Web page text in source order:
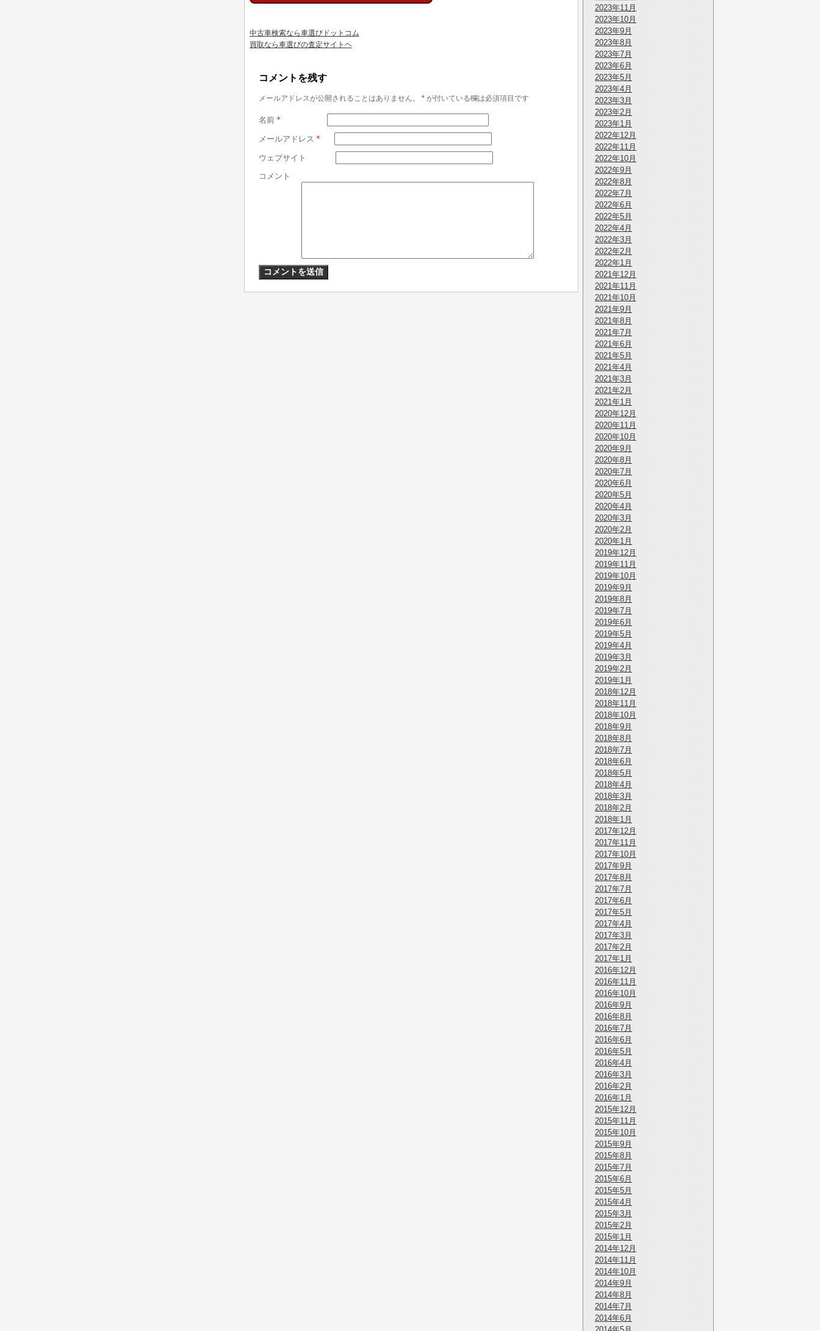
2023年11月
2023年10月
2023年9月
2023年8月
2023年7月
2023年6月
2023年5月
2023年4月
2023年3月
2023年2月
2023年1月
2022年12月
2022年11月
2022年10月
2022年9月
2022年8月
2022年7月
2022年6月
2022年5月
2022年4月
2022年3月
2022年2月
2022年1月
2021年12月
2021年11月
2021年10月
2021年9月
2021年8月
2021年7月
2021年6月
2021年5月
2021年4月
2021年3月
2021年2月
2021年1月
2020年12月
2020年11月
2020年10月
2020年9月
2020年8月
2020年7月
2020年6月
2020年5月
2020年4月
2020年3月
2020年2月
2020年1月
2019年12月
2019年11月
2019年10月
2019年9月
2019年8月
2019年7月
2019年6月
2019年5月
2019年4月
2019年3月
2019年2月
2019年1月
2018年12月
2018年11月
2018年10月
2018年9月
2018年8月
2018年7月
2018年6月
2018年5月
2018年4月
2018年3月
2018年2月
2018年1月
2017年12月
2017年11月
2017年10月
2017年9月
2017年8月
2017年7月
2017年6月
2017年5月
2017年4月
2017年3月
2017年2月
2017年1月
2016年12月
2016年11月
2016年10月
2016年9月
2016年8月
2016年7月
2016年6月
2016年5月
2016年4月
2016年3月
2016年2月
2016年1月
2015年12月
2015年11月
2015年10月
2015年9月
2015年8月
2015年7月
2015年6月
2015年5月
2015年4月
2015年3月
2015年2月
2015年1月
2014年12月
2014年11月
2014年10月
2014年9月
2014年8月
2014年7月
2014年6月
中古車検索なら車選びドットコム
買取なら車選びの査定サイトヘ
コメントを残す
メールアドレスが公開されることはありません。 *が付いている欄は必須項目です
名前 *
メールアドレス *
ウェブサイト
コメント